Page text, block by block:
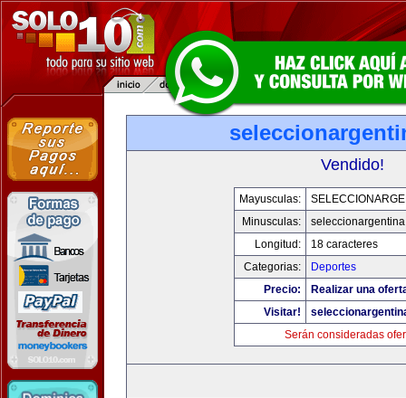
Vendido!
Mayusculas:
Minusculas:
Longitud:
18 caracteres
Categorias:
Deportes
Precio:
Realizar una
Visitar!
Serán consideradas